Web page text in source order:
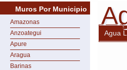
Muros Por Municipio
Amazonas
Anzoategui
Apure
Aragua
Barinas
Agua